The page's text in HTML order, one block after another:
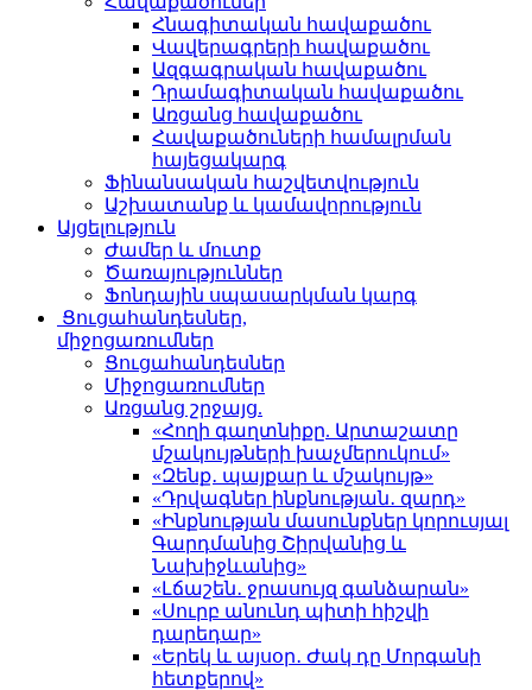
Հնագիտական հավաքածու
Վավերագրերի հավաքածու
Ազգագրական հավաքածու
Դրամագիտական հավաքածու
Առցանց հավաքածու
Հավաքածուների համալրման
հայեցակարգ
Ֆինանսական հաշվետվություն
Աշխատանք և կամավորություն
Այցելություն
Ժամեր և մուտք
Ծառայություններ
Ֆոնդային սպասարկման կարգ
Ցուցահանդեսներ,
միջոցառումներ
Ցուցահանդեսներ
Միջոցառումներ
Առցանց շրջայց.
«Հողի գաղտնիքը. Արտաշատը
մշակույթների խաչմերուկում»
«Զենք․ պայքար և մշակույթ»
«Դրվագներ ինքնության․ զարդ»
«Ինքնության մասունքներ կորուսյալ
Գարդմանից Շիրվանից և
Նախիջևանից»
«Լճաշեն․ ջրասույզ գանձարան»
«Սուրբ անունդ պիտի հիշվի
դարեդար»
«Երեկ և այսօր․ Ժակ դը Մորգանի
հետքերով»